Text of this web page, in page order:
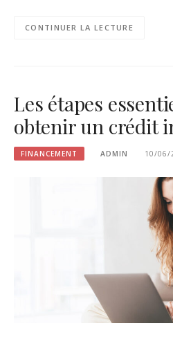
CONTINUER LA LECTURE
Les étapes
obtenir un crédit
FINANCEMENT ADMIN 10/06/